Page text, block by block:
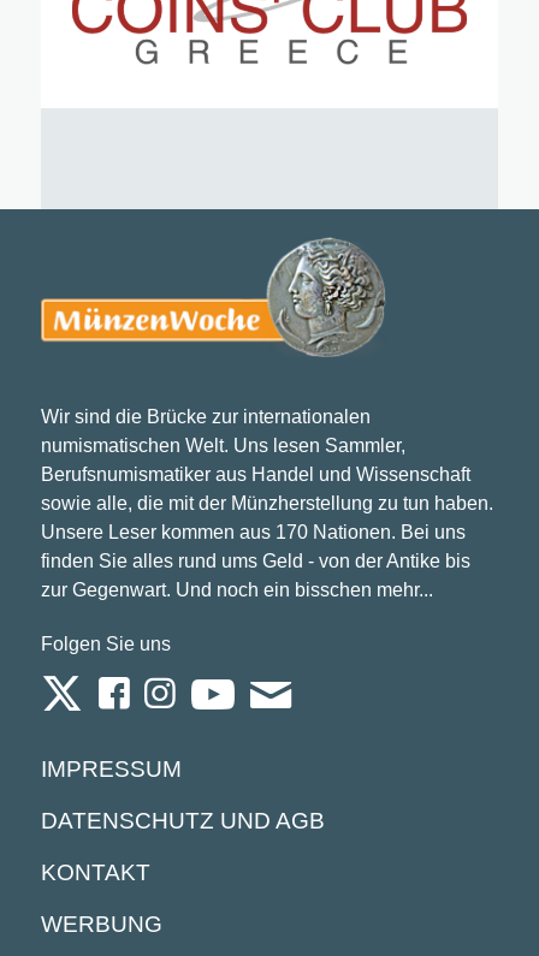
Wir sind die Brücke zur internationalen
numismatischen Welt. Uns lesen Sammler,
Berufsnumismatiker aus Handel und Wissenschaft
sowie alle, die mit der Münzherstellung zu tun haben.
Unsere Leser kommen aus 170 Nationen. Bei uns
finden Sie alles rund ums Geld - von der Antike bis
zur Gegenwart. Und noch ein bisschen mehr...
Folgen Sie uns
IMPRESSUM
DATENSCHUTZ UND AGB
KONTAKT
WERBUNG